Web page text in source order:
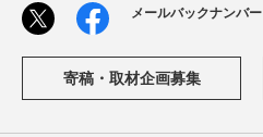
メールバックナンバー
寄稿・取材企画募集